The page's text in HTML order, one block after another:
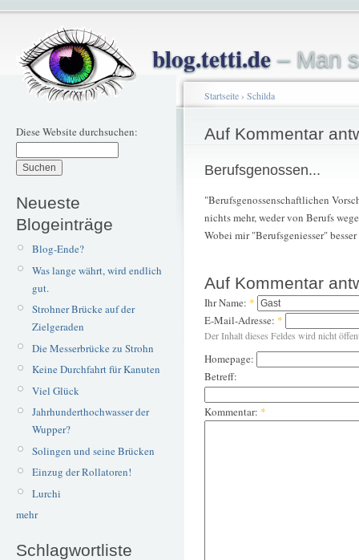
blog.tetti.de– Man
Diese Website durchsuchen:
Neueste
Blogeinträge
Blog-Ende?
Was lange währt, wird endlich
gut.
Strohner Brücke auf der
Zielgeraden
Die Messerbrücke zu Strohn
Keine Durchfahrt für Kanuten
Viel Glück
Jahrhunderthochwasser der
Wupper?
Solingen und seine Brücken
Einzug der Rollatoren!
Lurchi
mehr
Schlagwortliste
Startseite› Schilda
Auf Kommentar
Berufsgenossen...
"Berufsgenossenschaftlichen
nichts mehr, weder von Berufs
Wobei mir "Berufsgeniesser"
Auf Kommentar
Ihr Name: *
E-Mail-Adresse: *
Der Inhalt dieses Feldes wird nicht
Homepage:
Betreff:
Kommentar: *